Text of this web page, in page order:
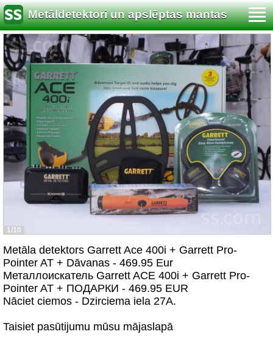
Metāldetektori un apslēptas mantas
meklēšana
1/10
Metāla detektors Garrett Ace 400i + Garrett Pro-
Pointer AT + Dāvanas - 469.95 Eur
Металлоискатель Garrett ACE 400i + Garrett Pro-
Pointer AT + ПОДАРКИ - 469.95 EUR
Nāciet ciemos - Dzirciema iela 27A.
Taisiet pasūtijumu mūsu mājaslapā